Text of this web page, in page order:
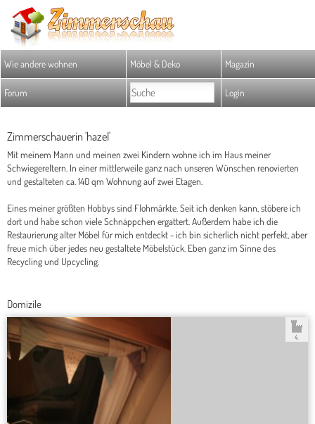
Wie andere wohnen Möbel & Deko Magazin
Forum Login
Zimmerschauerin 'hazel'
Mit meinem Mann und meinen zwei Kindern wohne ich im Haus meiner
Schwiegereltern. In einer mittlerweile ganz nach unseren Wünschen renovierten
und gestalteten ca. 140 qm Wohnung auf zwei Etagen.
Eines meiner größten Hobbys sind Flohmärkte. Seit ich denken kann, stöbere ich
dort und habe schon viele Schnäppchen ergattert. Außerdem habe ich die
Restaurierung alter Möbel für mich entdeckt - ich bin sicherlich nicht perfekt, aber
freue mich über jedes neu gestaltete Möbelstück. Eben ganz im Sinne des
Recycling und Upcycling.
Domizile
4.